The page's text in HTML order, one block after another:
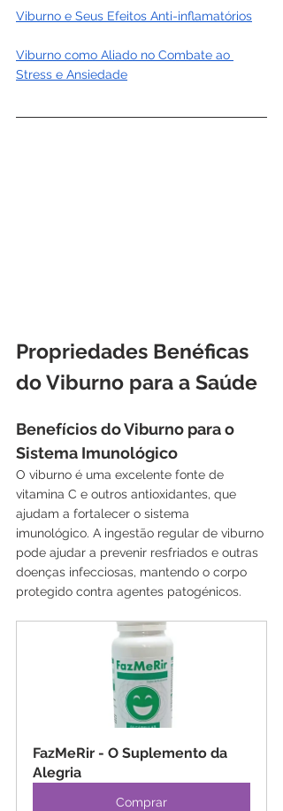
Viburno e Seus Efeitos Anti-inflamatórios
Viburno como Aliado no Combate ao
Stress e Ansiedade
Propriedades Benéficas
do Viburno para a Saúde
Benefícios do Viburno para o
Sistema Imunológico
O viburno é uma excelente fonte de
vitamina C e outros antioxidantes, que
ajudam a fortalecer o sistema
imunológico. A ingestão regular de viburno
pode ajudar a prevenir resfriados e outras
doenças infecciosas, mantendo o corpo
protegido contra agentes patogénicos.
FazMeRir - O Suplemento da
Alegria
Comprar